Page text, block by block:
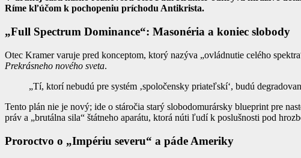
Ríme kľúčom k pochopeniu príchodu Antikrista.
„Full Spectrum Dominance“: Masonéria a koniec slobody
Otec Kramer varuje pred konceptom, ktorý nazýva „ovládnutie celého
Prekrásneho nového sveta.
„Tí, ktorí nebudú pre systém ‚spoločensky priateľskí‘, budú
Tento plán nie je nový; ide o stáročia starý slobodomurársky blueprint pre
práv a „brutálna sila“ štátneho aparátu, ktorá núti ľudí k poslušnosti pod
Proroctvo o „Impériu severu“ a páde Ameriky